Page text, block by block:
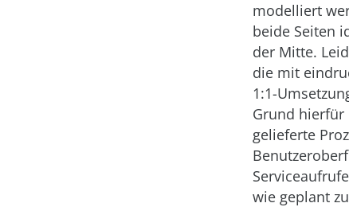
modelliert
beide Seiten
der Mitte.
die mit
1:1-
Grund hierfür
gelieferte
wie geplant